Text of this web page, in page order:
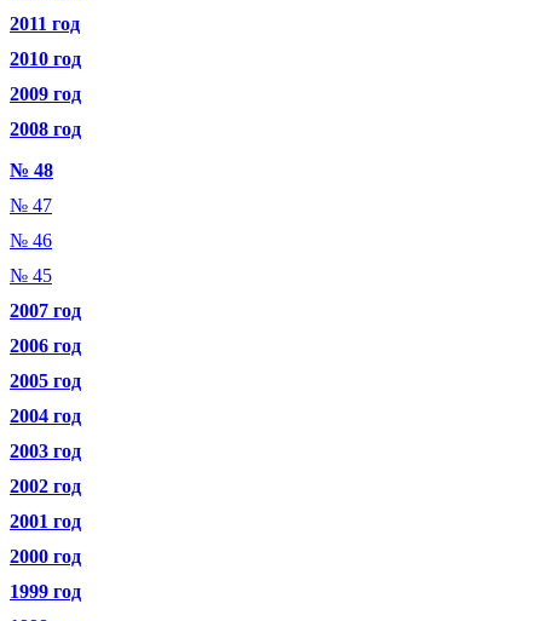
2011 год
2010 год
2009 год
2008 год
№ 48
№ 47
№ 46
№ 45
2007 год
2006 год
2005 год
2004 год
2003 год
2002 год
2001 год
2000 год
1999 год